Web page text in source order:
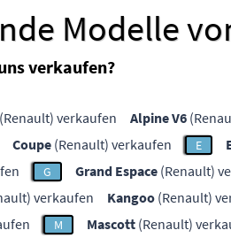
Modelle
verkaufen?
(Renault) verkaufen Alpine V6
Coupe (Renault) verkaufen E
G Grand Espace (Renault)
verkaufen Kangoo (Renault)
M Mascott (Renault)